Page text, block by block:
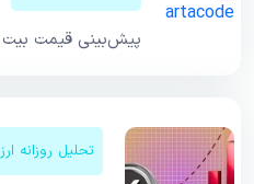
پیش‌بینی قیمت‌ بیت